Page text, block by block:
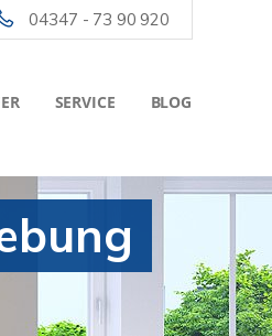
04347 - 73 90 920
SERVICE BLOG